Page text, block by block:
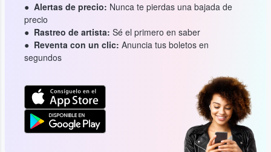
Alertas de precio: Nunca te pierdas una bajada de
precio
Rastreo de artista: Sé el primero en saber
Reventa con un clic: Anuncia tus boletos en
segundos